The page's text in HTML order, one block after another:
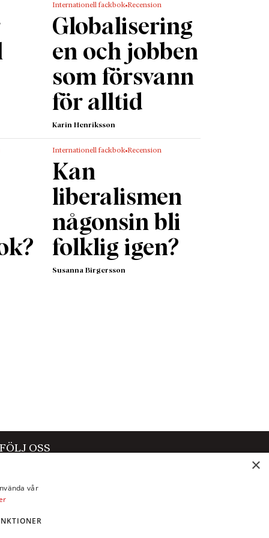
och
än
BNP
att ha
slåss
Internationell fackbok Recension
Globalisering
en och jobben
som försvann
för alltid
Karin Henriksson
Internationell fackbok Recension
Kan
liberalismen
någonsin bli
folklig igen?
Susanna Birgersson
FÖLJ OSS
Instagram
×
vår